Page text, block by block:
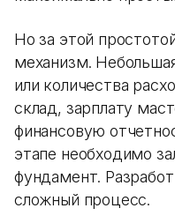
Но за этой
механизм.
или количества
склад, зарплату
финансовую
этапе необходимо
фундамент.
сложный процесс.